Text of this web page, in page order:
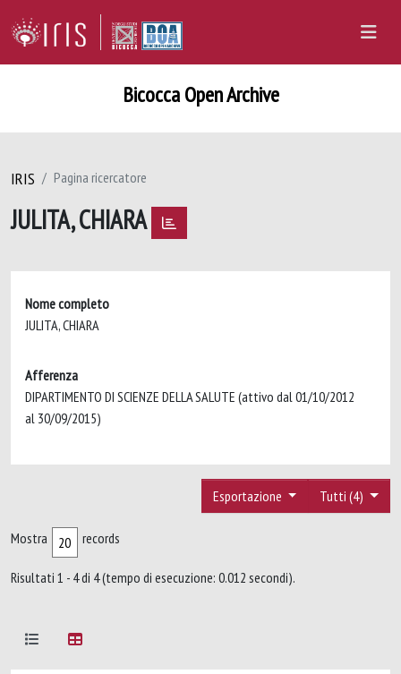
Bicocca Open Archive
IRIS Pagina ricercatore
JULITA, CHIARA
Nome completo
JULITA, CHIARA
Afferenza
DIPARTIMENTO DI SCIENZE DELLA SALUTE (attivo dal 01/10/2012
al 30/09/2015)
Tutti (4)
Esportazione
Mostra records
Risultati 1 - 4 di 4 (tempo di esecuzione: 0.012 secondi).